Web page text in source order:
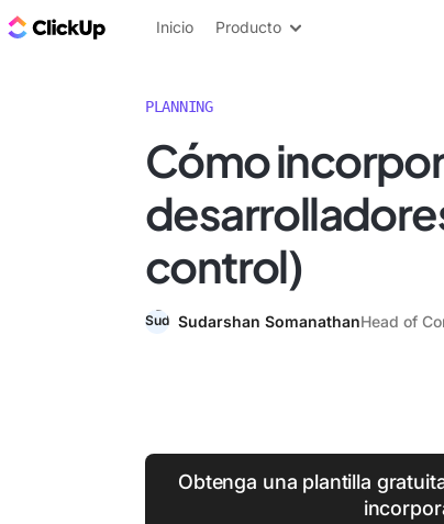
ClickUp Blog
Inicio Producto
PLANNING
Cómo
control)
Sudarshan SomanathanHead of
Obtenga una plantilla